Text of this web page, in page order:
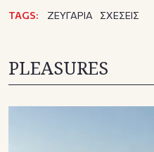
TAGS: ΖΕΥΓΑΡΙΑ ΣΧΕΣΕΙΣ
PLEASURES